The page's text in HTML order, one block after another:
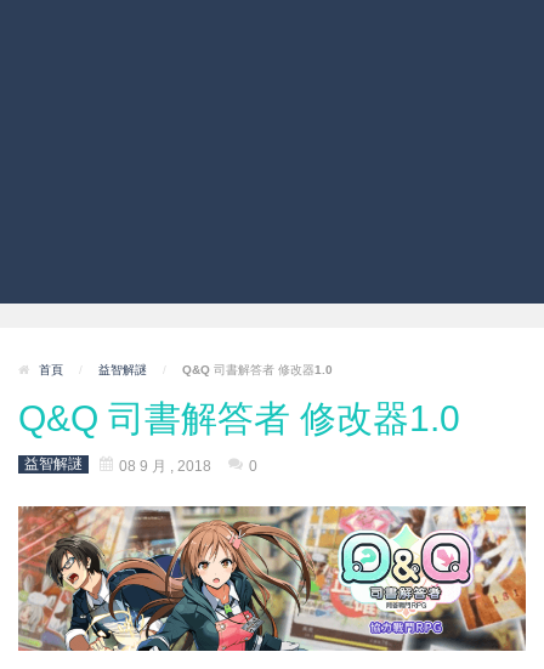
首頁 / 益智解謎 / Q&Q 司書解答者 修改器1.0
Q&Q 司書解答者 修改器1.0
益智解謎 08 9 月 , 2018 0